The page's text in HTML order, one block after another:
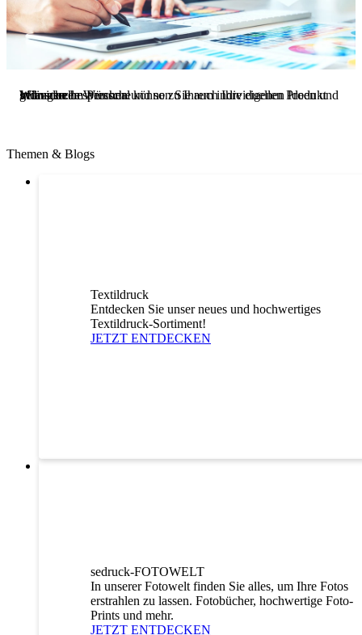
Individuelle Wünsche
Mit unserem Personal können Sie auch Ihre eigenen Ideen und Wünsche besprechen und so zu Ihrem individuellen Produkt gelangen.
Themen & Blogs
Textildruck
Entdecken Sie unser neues und hochwertiges
Textildruck-Sortiment!
JETZT ENTDECKEN
sedruck-FOTOWELT
In unserer Fotowelt finden Sie alles, um Ihre Fotos
erstrahlen zu lassen. Fotobücher, hochwertige Foto-
Prints und mehr.
JETZT ENTDECKEN